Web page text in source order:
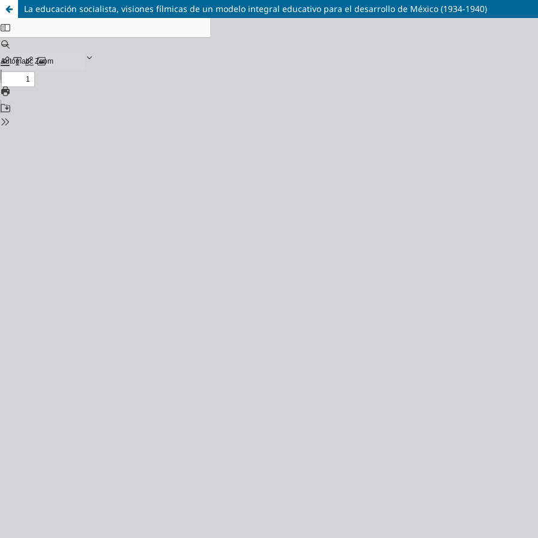
La educación socialista, visiones fílmicas de un modelo integral educativo para el desarrollo de México (1934-1940)